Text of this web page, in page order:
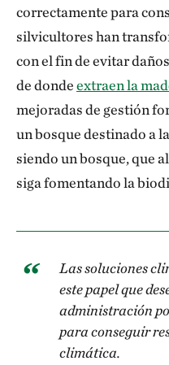
correctamente para
silvicultores han
con el fin de evitar
de dondeextraen la
mejoradas de gestión
un bosque destinado a
siendo un bosque, que
siga fomentando la
Las soluciones
este papel que
administración
para conseguir
climática.